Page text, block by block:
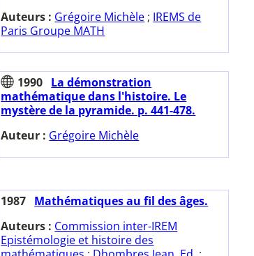
Auteurs : Grégoire Michèle ; IREMS de
Paris Groupe MATH
1990 La démonstration
mathématique dans l'histoire. Le
mystère de la pyramide. p. 441-478.
Auteur : Grégoire Michèle
1987 Mathématiques au fil des âges.
Auteurs : Commission inter-IREM
Epistémologie et histoire des